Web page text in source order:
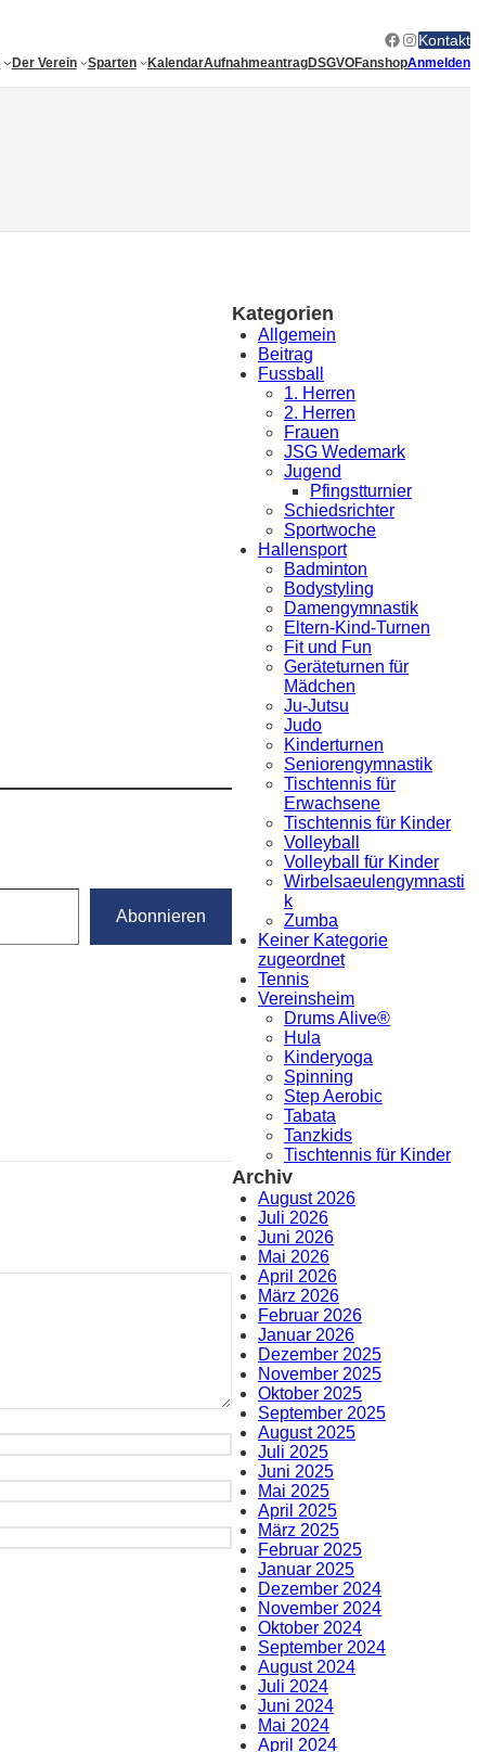
Facebook
Instagram
Kontakt
Der Verein Sparten KalendarAufnahmeantragDSGVOFanshopAnmelden
Abonnieren
Kategorien
Allgemein
Beitrag
Fussball
1. Herren
2. Herren
Frauen
JSG Wedemark
Jugend
Pfingstturnier
Schiedsrichter
Sportwoche
Hallensport
Badminton
Bodystyling
Damengymnastik
Eltern-Kind-Turnen
Fit und Fun
Geräteturnen für
Mädchen
Ju-Jutsu
Judo
Kinderturnen
Seniorengymnastik
Tischtennis für
Erwachsene
Tischtennis für Kinder
Volleyball
Volleyball für Kinder
Wirbelsaeulengymnasti
k
Zumba
Keiner Kategorie
zugeordnet
Tennis
Vereinsheim
Drums Alive®
Hula
Kinderyoga
Spinning
Step Aerobic
Tabata
Tanzkids
Tischtennis für Kinder
Archiv
August 2026
Juli 2026
Juni 2026
Mai 2026
April 2026
März 2026
Februar 2026
Januar 2026
Dezember 2025
November 2025
Oktober 2025
September 2025
August 2025
Juli 2025
Juni 2025
Mai 2025
April 2025
März 2025
Februar 2025
Januar 2025
Dezember 2024
November 2024
Oktober 2024
September 2024
August 2024
Juli 2024
Juni 2024
Mai 2024
April 2024